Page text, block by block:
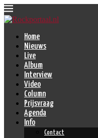
Home
Nieuws
Live
Album
Interview
Video
Column
Prijsvraag
Agenda
Info
Contact